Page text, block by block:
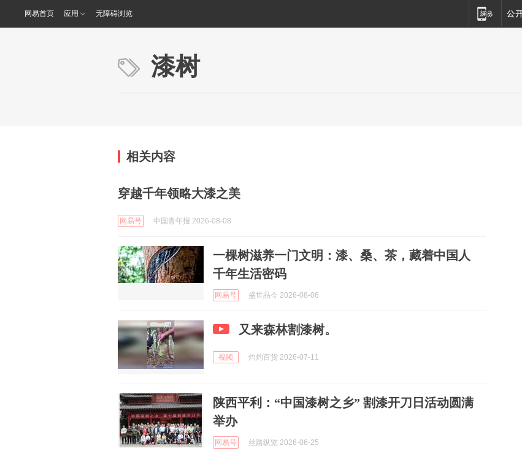
网易首页 应用 无障碍浏览
漆树
相关内容
穿越千年领略大漆之美
网易号 中国青年报 2026-08-08
一棵树滋养一门文明：漆、桑、茶，藏着中国人
千年生活密码
网易号 盛世品今 2026-08-06
又来森林割漆树。
视频 灼灼百货 2026-07-11
陕西平利：“中国漆树之乡” 割漆开刀日活动圆满
举办
网易号 丝路纵览 2026-06-25